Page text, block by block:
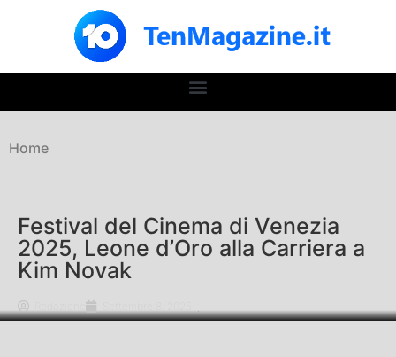
Home
Festival del Cinema di Venezia
2025, Leone d’Oro alla Carriera a
Kim Novak